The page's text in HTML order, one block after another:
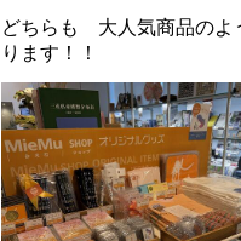
令和5年度 公
2024年1月10日
令和5年度 公
2023年11月20日
どちらも 大人気商品の
ります！！